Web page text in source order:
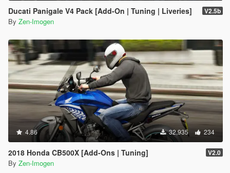
Ducati Panigale V4 Pack [Add-On | Tuning | Liveries] V2.5b
By Zen-Imogen
4.86 32,935 234
2018 Honda CB500X [Add-Ons | Tuning] V2.0
By Zen-Imogen